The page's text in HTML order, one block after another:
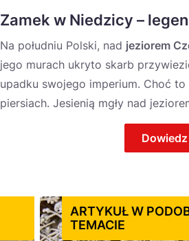
Zamek w Niedzicy –
Na południu Polski, nad jeziorem
jego murach ukryto skarb
upadku swojego imperium. Choć
piersiach. Jesienią mgły nad
ARTYKUŁ W
TEMACIE